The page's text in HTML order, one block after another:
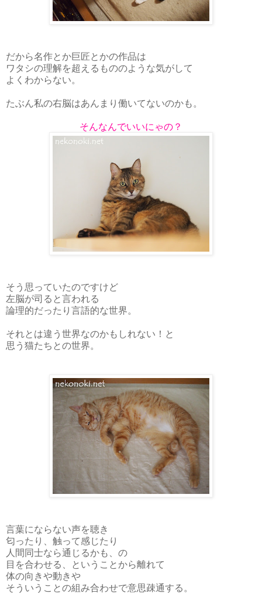
だから名作とか巨匠とかの作品は
ワタシの理解を超えるもののような気がして
よくわからない。
たぶん私の右脳はあんまり働いてないのかも。
そんなんでいいにゃの？
そう思っていたのですけど
左脳が司ると言われる
論理的だったり言語的な世界。
それとは違う世界なのかもしれない！と
思う猫たちとの世界。
言葉にならない声を聴き
匂ったり、触って感じたり
人間同士なら通じるかも、の
目を合わせる、ということから離れて
体の向きや動きや
そういうことの組み合わせで意思疎通する。